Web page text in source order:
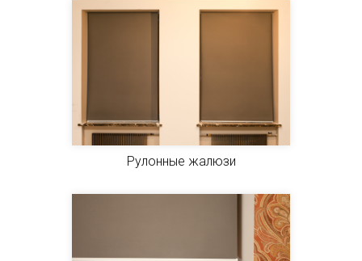
Рулонные жалюзи